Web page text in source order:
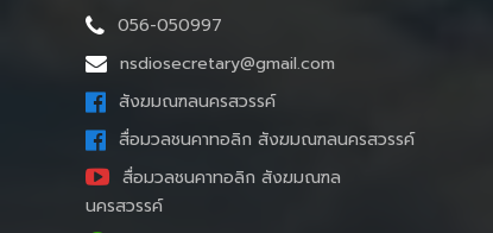
056-050997
nsdiosecretary@gmail.com
สังฆมณฑลนครสวรรค์
สื่อมวลชนคาทอลิก สังฆมณฑลนครสวรรค์
สื่อมวลชนคาทอลิก สังฆมณฑล
นครสวรรค์